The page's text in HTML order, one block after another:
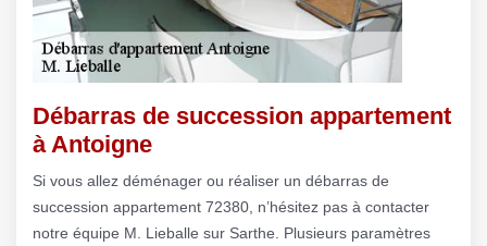
Débarras de succession appartement
à Antoigne
Si vous allez déménager ou réaliser un débarras de
succession appartement 72380, n’hésitez pas à contacter
notre équipe M. Lieballe sur Sarthe. Plusieurs paramètres